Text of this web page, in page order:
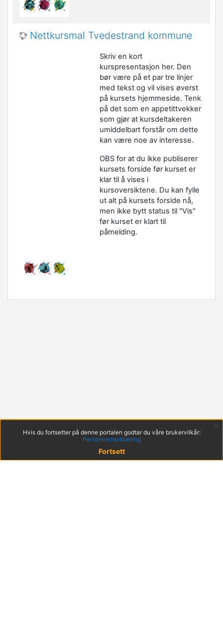
Nettkursmal Tvedestrand kommune
Skriv en kort
kurspresentasjon her. Den
bør være på et par tre linjer
med tekst og vil vises øverst
på kursets hjemmeside. Tenk
på det som en appetittvekker
som gjør at kursdeltakeren
umiddelbart forstår om dette
kan være noe av interesse.
OBS for at du ikke publiserer
kursets forside før kurset er
klar til å vises i
kursoversiktene. Du kan fylle
ut alt på kursets forside nå,
men ikke bytt status til "Vis"
før kurset er klart til
påmelding.
Hvis du fortsetter på denne portalen godtar du våre brukervilkår:
Personvernerklæring
Fortsett
x